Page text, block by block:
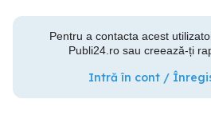
Pentru a contacta acest
Publi24.ro sau creează-ți
Intră în cont /